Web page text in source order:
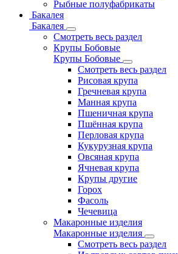
Рыбные полуфабрикаты
Бакалея
Бакалея
Смотреть весь раздел
Крупы Бобовые
Крупы Бобовые
Смотреть весь раздел
Рисовая крупа
Гречневая крупа
Манная крупа
Пшеничная крупа
Пшённая крупа
Перловая крупа
Кукурузная крупа
Овсяная крупа
Ячневая крупа
Крупы другие
Горох
Фасоль
Чечевица
Макаронные изделия
Макаронные изделия
Смотреть весь раздел